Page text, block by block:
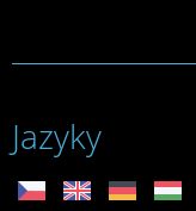
Jazyky